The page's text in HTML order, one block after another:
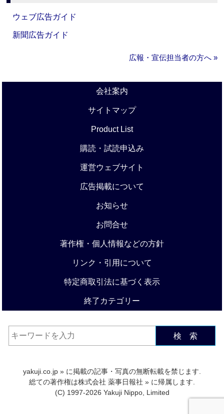
ウェブ広告ガイド
新聞広告ガイド
広報・宣伝担当者の方へ »
会社案内
サイトマップ
Product List
購読・試読申込み
運営ウェブサイト
広告掲載について
お知らせ
お問合せ
著作権・個人情報などの方針
リンク・引用について
特定商取引法に基づく表示
終了カテゴリー
検 索
yakuji.co.jp » に掲載の記事・写真の無断転載を禁じます.
総ての著作権は株式会社 薬事日報社 » に帰属します.
(C) 1997-2026 Yakuji Nippo, Limited